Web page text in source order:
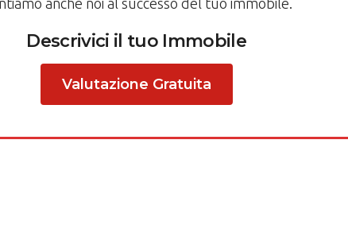
Descrivici il tuo Immobile
Valutazione Gratuita